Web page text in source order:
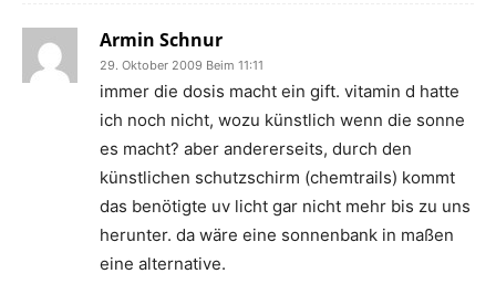
Armin Schnur
29. Oktober 2009 Beim 11:11
immer die dosis macht ein gift. vitamin d hatte
ich noch nicht, wozu künstlich wenn die sonne
es macht? aber andererseits, durch den
künstlichen schutzschirm (chemtrails) kommt
das benötigte uv licht gar nicht mehr bis zu uns
herunter. da wäre eine sonnenbank in maßen
eine alternative.